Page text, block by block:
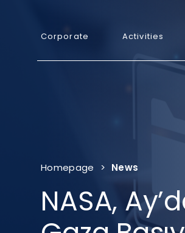
Corporate Activities
Homepage > News
NASA,